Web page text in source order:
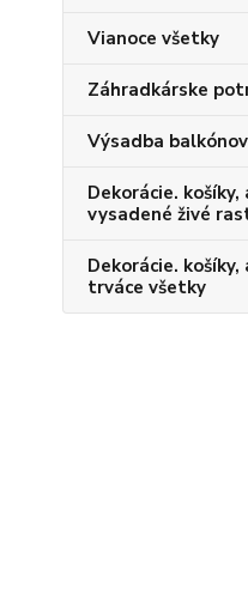
Vianoce všetky
Záhradkárske
Výsadba balkónov
Dekorácie. košíky,
vysadené živé
Dekorácie. košíky,
trváce všetky